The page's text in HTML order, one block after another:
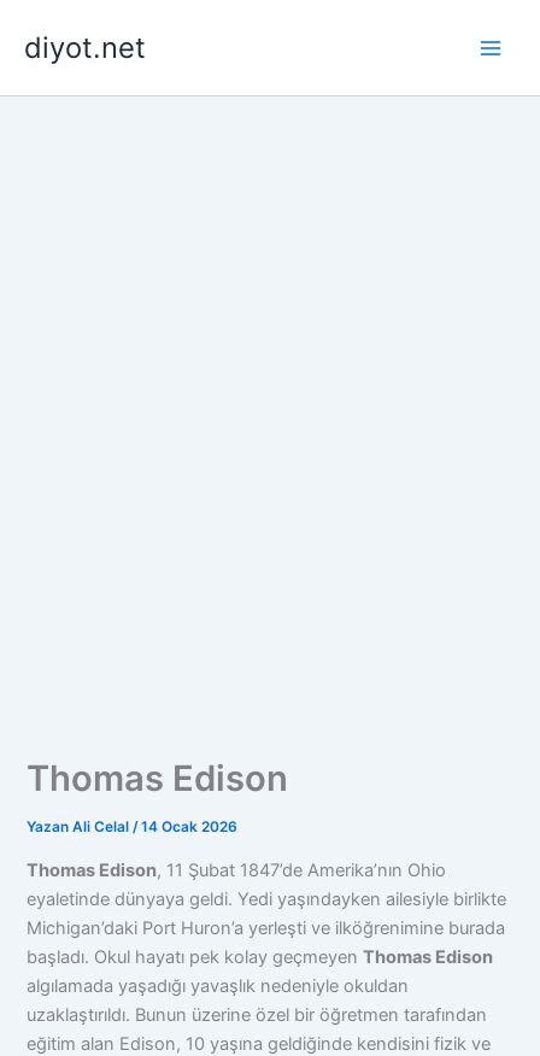
atladiyot.net
Thomas Edison
Yazan Ali Celal/14 Ocak 2026
Thomas Edison, 11 Şubat 1847’de Amerika’nın Ohio
eyaletinde dünyaya geldi. Yedi yaşındayken ailesiyle birlikte
Michigan’daki Port Huron’a yerleşti ve ilköğrenimine burada
başladı. Okul hayatı pek kolay geçmeyenThomas Edison
algılamada yaşadığı yavaşlık nedeniyle okuldan
uzaklaştırıldı. Bunun üzerine özel bir öğretmen tarafından
eğitim alan Edison, 10 yaşına geldiğinde kendisini fizik ve